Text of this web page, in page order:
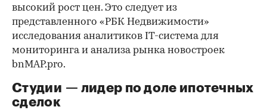
высокий рост цен. Это следует из
представленного «РБК Недвижимости»
исследования аналитиков IT-система для
мониторинга и анализа рынка новостроек
bnMAP.pro.
Студии — лидер по доле ипотечных
сделок